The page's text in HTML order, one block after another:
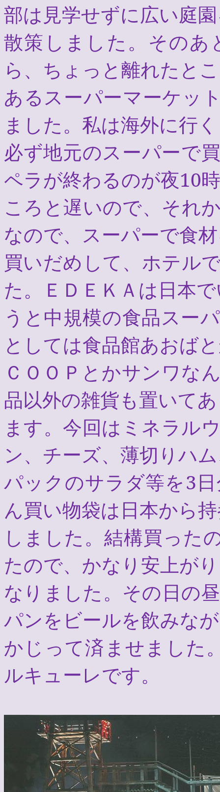
部は見学せずに広い庭
散策しました。そのあ
ら、ちょっと離れたと
あるスーパーマーケッ
ました。私は海外に行
必ず地元のスーパーで
ペラが終わるのが夜10時
ころと遅いので、それ
なので、スーパーで食
買いだめして、ホテル
た。ＥＤＥＫＡは日本
うと中規模の食品スー
としては食品館あおば
ＣＯＯＰとかサンワな
品以外の雑貨も置いて
ます。今回はミネラル
ン、チーズ、薄切りハ
パックのサラダ等を3
ん買い物袋は日本から
しました。結構買った
たので、かなり安上が
なりました。その日の
パンをビールを飲みな
かじって済ませました
ルキューレです。